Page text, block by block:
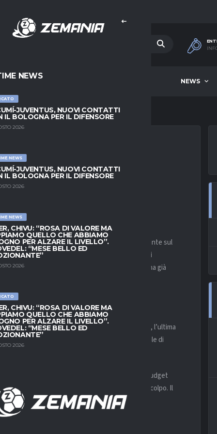
NEWS
NEWS
JUVENTUS, NUOVI CONTATTI
IL BOLOGNA PER IL DIFENSORE
2026
NEWS
JUVENTUS, NUOVI CONTATTI
IL BOLOGNA PER IL DIFENSORE
2026
NEWS
CHIVU: “ROSA DI VALORE MA
QUELLO CHE ABBIAMO
PER ALZARE IL LIVELLO”.
“MESE BELLO ED
2026
CHIVU: “ROSA DI VALORE MA
QUELLO CHE ABBIAMO
PER ALZARE IL LIVELLO”.
“MESE BELLO ED
2026
MALDINI
permetterà alMilandi investire in maniera importante sul
è quella di alzare l’asticella per cercare di
farlo servono giocatori di livello:
ne ha già
già ben avviate.
avanzato. Come riportaAlfredo Pedullà , l’ultima
. Il gioiellino della
, match winner della finale di
con i giallorossi.
ad arrivare anche fino a 40 milioni di euro, budget
nelle ultime settimane sembra però aver mollato il colpo. Il
possa bussare alla porta di Zaniolo.